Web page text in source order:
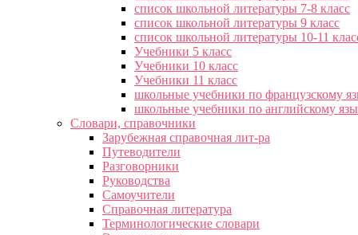
список школьной литературы 7-8 класс
список школьной литературы 9 класс
список школьной литературы 10-11
Учебники 5 класс
Учебники 10 класс
Учебники 11 класс
школьные учебники по французскому
школьные учебники по английскому
Словари, справочники
Зарубежная справочная лит-ра
Путеводители
Разговорники
Руководства
Самоучители
Справочная литература
Терминологические словари